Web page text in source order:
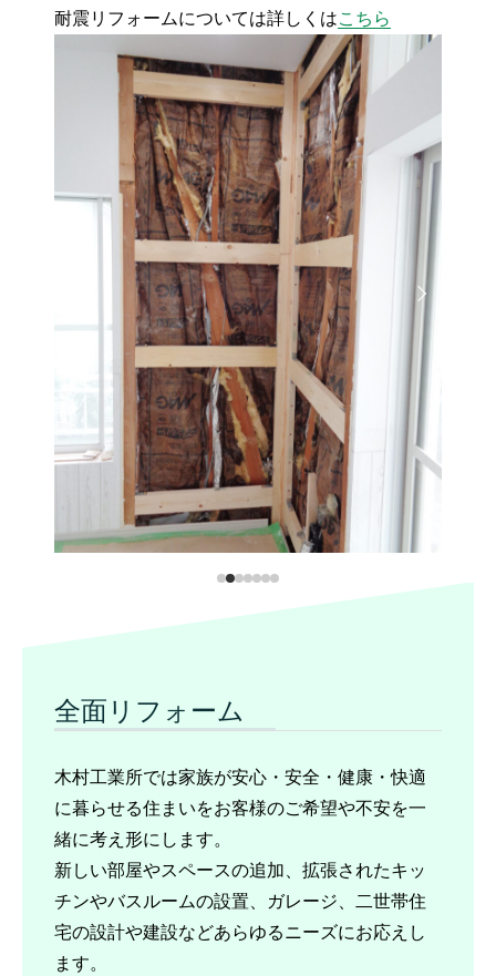
耐震リフォームについては詳しくはこちら
全面リフォーム
木村工業所では家族が安心・安全・健康・快適
に暮らせる住まいをお客様のご希望や不安を一
緒に考え形にします。
新しい部屋やスペースの追加、拡張されたキッ
チンやバスルームの設置、ガレージ、二世帯住
宅の設計や建設などあらゆるニーズにお応えし
ます。